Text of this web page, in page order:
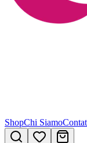
ShopChi Siamo